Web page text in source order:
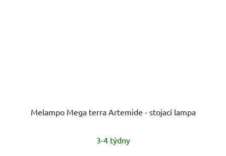
Melampo Mega terra Artemide - stojací lampa
3-4 týdny